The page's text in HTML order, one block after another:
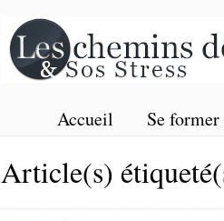
Accueil Se
Article(s)